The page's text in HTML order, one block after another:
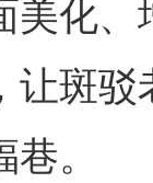
美化
让斑
。